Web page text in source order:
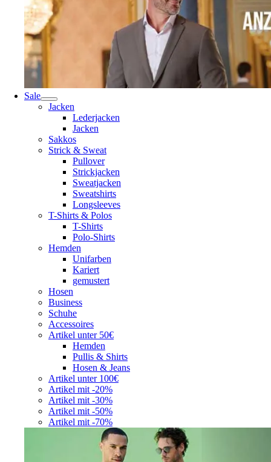
Sale
Jacken
Lederjacken
Jacken
Sakkos
Strick & Sweat
Pullover
Strickjacken
Sweatjacken
Sweatshirts
Longsleeves
T-Shirts & Polos
T-Shirts
Polo-Shirts
Hemden
Unifarben
Kariert
gemustert
Hosen
Business
Schuhe
Accessoires
Artikel unter 50€
Hemden
Pullis & Shirts
Hosen & Jeans
Artikel unter 100€
Artikel mit -20%
Artikel mit -30%
Artikel mit -50%
Artikel mit -70%